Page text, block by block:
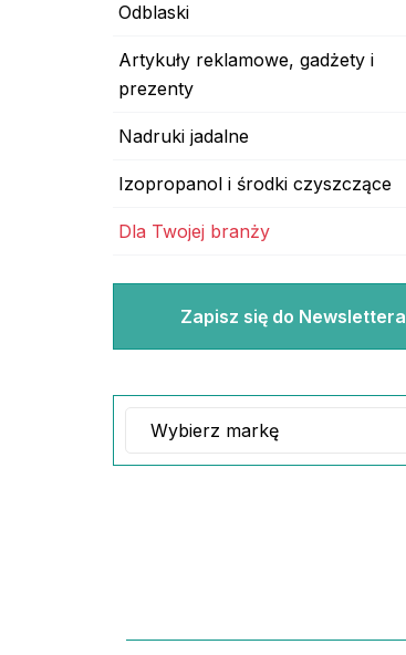
Odblaski
Artykuły reklamowe, gadżety i
prezenty
Nadruki jadalne
Izopropanol i środki czyszczące
Dla Twojej branży
Zapisz się do Newslettera